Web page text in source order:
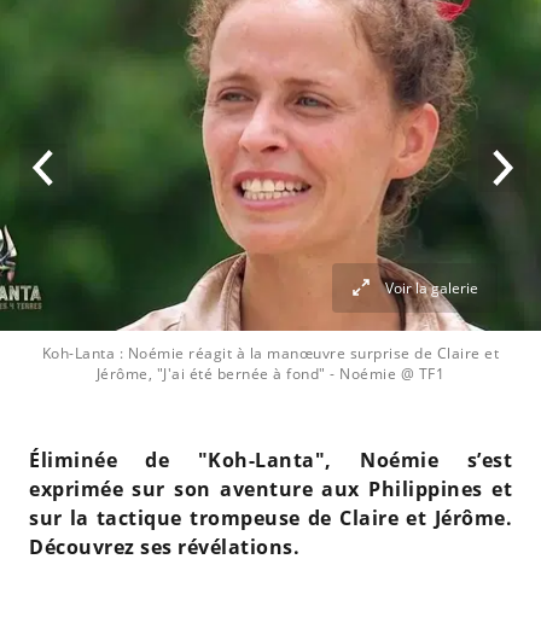
Koh-Lanta : Noémie réagit à la manœuvre surprise de Claire et
Jérôme, "J'ai été bernée à fond" - Noémie @ TF1
Voir la galerie
Éliminée de "Koh-Lanta", Noémie s’est
exprimée sur son aventure aux Philippines et
sur la tactique trompeuse de Claire et Jérôme.
Découvrez ses révélations.